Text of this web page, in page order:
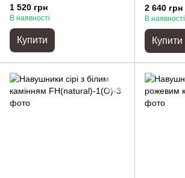
1 520 грн
В наявності
Купити
2 640 грн
В наявності
Купити